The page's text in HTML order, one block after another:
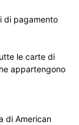
di pagamento
le carte di
appartengono
di American